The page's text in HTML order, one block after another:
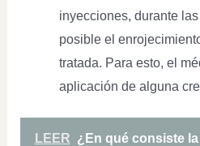
inyecciones, durante
posible el
tratada. Para esto, el
aplicación de alguna
LEER ¿En qué consiste